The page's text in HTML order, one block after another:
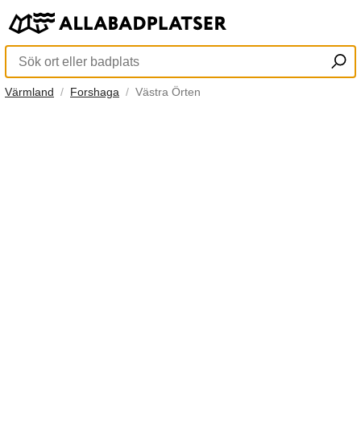
Värmland Forshaga Västra Örten